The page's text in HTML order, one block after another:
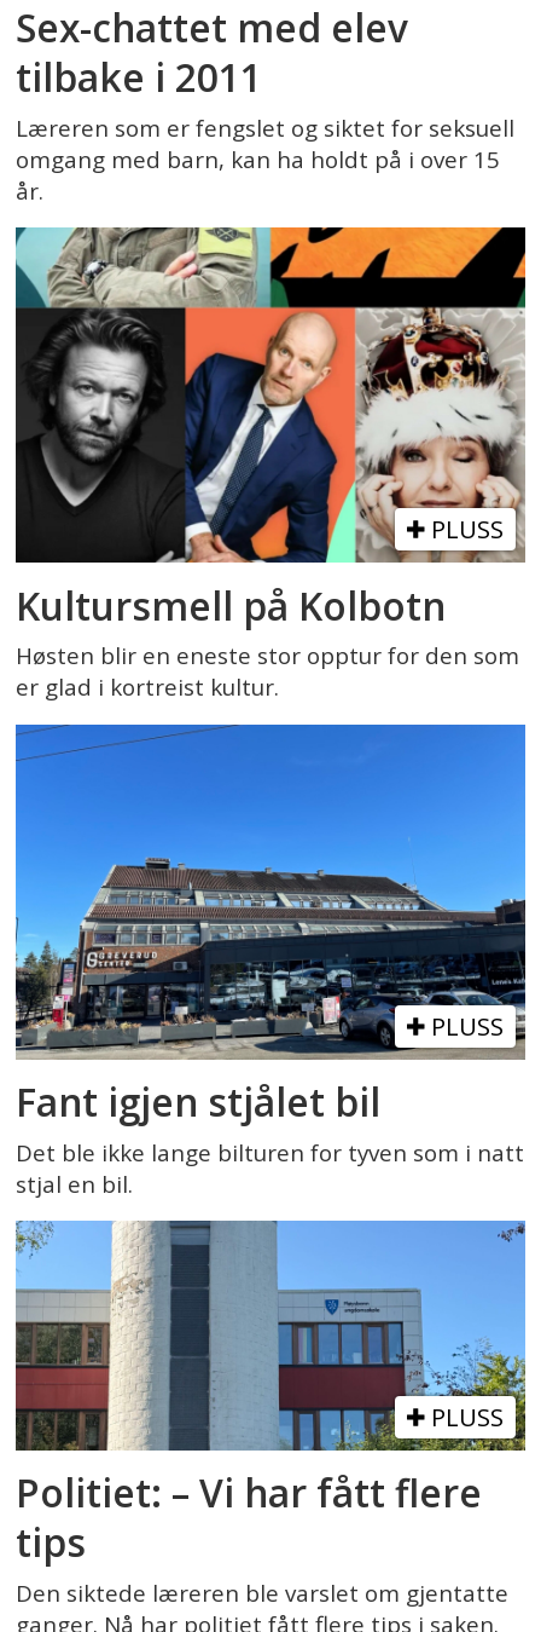
Sex-chattet med elev
tilbake i 2011
Læreren som er fengslet og siktet for seksuell
omgang med barn, kan ha holdt på i over 15
år.
PLUSS
Kultursmell på Kolbotn
Høsten blir en eneste stor opptur for den som
er glad i kortreist kultur.
PLUSS
Fant igjen stjålet bil
Det ble ikke lange bilturen for tyven som i natt
stjal en bil.
PLUSS
Politiet: – Vi har fått flere
tips
Den siktede læreren ble varslet om gjentatte
ganger. Nå har politiet fått flere tips i saken.